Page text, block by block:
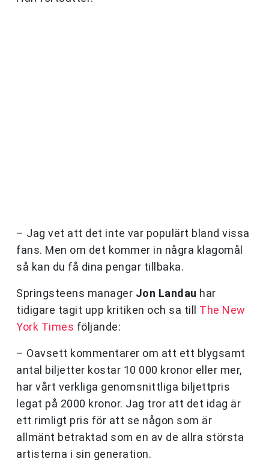
– Jag vet att det inte var populärt bland vissa
fans. Men om det kommer in några klagomål
så kan du få dina pengar tillbaka.
Springsteens manager Jon Landau har
tidigare tagit upp kritiken och sa till The New
York Times följande:
– Oavsett kommentarer om att ett blygsamt
antal biljetter kostar 10 000 kronor eller mer,
har vårt verkliga genomsnittliga biljettpris
legat på 2000 kronor. Jag tror att det idag är
ett rimligt pris för att se någon som är
allmänt betraktad som en av de allra största
artisterna i sin generation.